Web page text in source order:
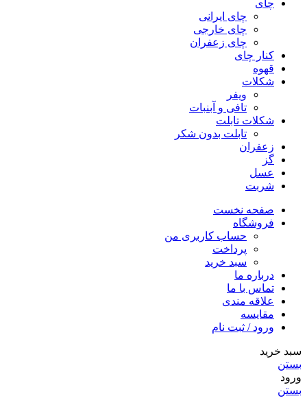
چای
چای ایرانی
چای خارجی
چای زعفران
کنار چای
قهوه
شکلات
ویفر
تافی و آبنبات
شکلات تابلت
تابلت بدون شکر
زعفران
گز
عسل
شربت
صفحه نخست
فروشگاه
حساب کاربری من
پرداخت
سبد خرید
درباره ما
تماس با ما
علاقه مندی
مقایسه
ورود / ثبت نام
سبد خرید
بستن
ورود
بستن